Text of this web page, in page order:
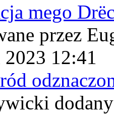
mego
przez
12:41